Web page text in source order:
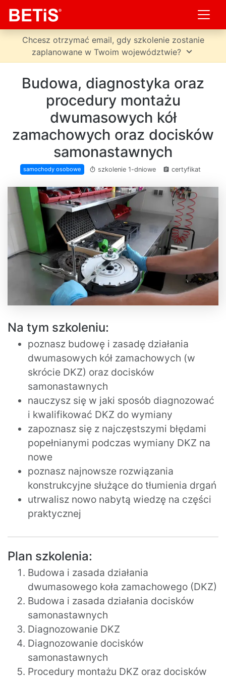
Chcesz otrzymać email, gdy szkolenie zostanie
zaplanowane w Twoim województwie? expand_more
Budowa, diagnostyka oraz
procedury montażu
dwumasowych kół
zamachowych oraz docisków
samonastawnych
samochody osobowe timer szkolenie 1-dniowe assignment certyfikat
Na tym szkoleniu:
poznasz budowę i zasadę działania
dwumasowych kół zamachowych (w
skrócie DKZ) oraz docisków
samonastawnych
nauczysz się w jaki sposób diagnozować
i kwalifikować DKZ do wymiany
zapoznasz się z najczęstszymi błędami
popełnianymi podczas wymiany DKZ na
nowe
poznasz najnowsze rozwiązania
konstrukcyjne służące do tłumienia drgań
utrwalisz nowo nabytą wiedzę na części
praktycznej
Plan szkolenia:
Budowa i zasada działania
dwumasowego koła zamachowego (DKZ)
Budowa i zasada działania docisków
samonastawnych
Diagnozowanie DKZ
Diagnozowanie docisków
samonastawnych
Procedury montażu DKZ oraz docisków